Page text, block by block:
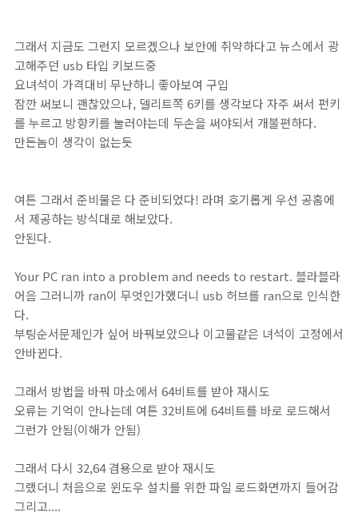
그래서 지금도 그런지 모르겠으나 보안에 취약하다고 뉴스에서 광
고해주던 usb 타입 키보드중
요녀석이 가격대비 무난하니 좋아보여 구입
잠깐 써보니 괜찮았으나, 델리트쪽 6키를 생각보다 자주 써서 펀키
를 누르고 방향키를 눌러야는데 두손을 써야되서 개불편하다.
만든놈이 생각이 없는듯
여튼 그래서 준비물은 다 준비되었다! 라며 호기롭게 우선 공홈에
서 제공하는 방식대로 해보았다.
안된다.
Your PC ran into a problem and needs to restart. 블라블라
어음 그러니까 ran이 무엇인가했더니 usb 허브를 ran으로 인식한
다.
부팅순서문제인가 싶어 바꿔보았으나 이고물같은 녀석이 고정에서
안바뀐다.
그래서 방법을 바꿔 마소에서 64비트를 받아 재시도
오류는 기억이 안나는데 여튼 32비트에 64비트를 바로 로드해서
그런가 안됨(이해가 안됨)
그래서 다시 32,64 겸용으로 받아 재시도
그랬더니 처음으로 윈도우 설치를 위한 파일 로드화면까지 들어감
그리고....